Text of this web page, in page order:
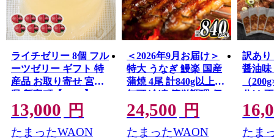
く農業」を確立するため、昔ながらの農業からアグリテ
ック（農業×IT）まで、さまざまなスタイルの農業が行わ
れています。
富んでいく町です。
ライチゼリー 8個 フル
ーツゼリー ギフト 特
産品 お取り寄せ 宮崎
県 新富町【B453】
13,000 円
たまったWAON
＜2026年9月お届け＞
特大 うなぎ 鰻楽 国産
蒲焼 4尾 計840g以上
無頭 冷凍 簡単調理 個
包装 鰻 贈答品 ギフト
【C388-840-2609】
24,500 円
たまったWAON
訳あり
醤油味
（
分け
パック
月出荷
【
たま